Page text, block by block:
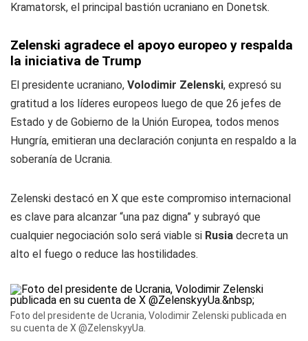
Kramatorsk, el principal bastión ucraniano en Donetsk.
Zelenski agradece el apoyo europeo y respalda
la iniciativa de Trump
El presidente ucraniano, Volodimir Zelenski, expresó su
gratitud a los líderes europeos luego de que 26 jefes de
Estado y de Gobierno de la Unión Europea, todos menos
Hungría, emitieran una declaración conjunta en respaldo a la
soberanía de Ucrania.
Zelenski destacó en X que este compromiso internacional
es clave para alcanzar “una paz digna” y subrayó que
cualquier negociación solo será viable si Rusia decreta un
alto el fuego o reduce las hostilidades.
Foto del presidente de Ucrania, Volodimir Zelenski publicada en
su cuenta de X @ZelenskyyUa